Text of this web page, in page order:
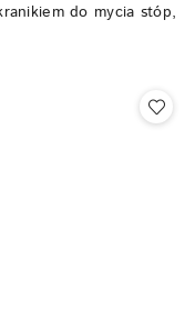
do mycia stóp,